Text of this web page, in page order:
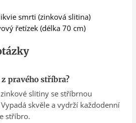
smrti (zinková slitina)
řetízek (délka 70 cm)
pravého stříbra?
slitiny se stříbrnou
skvěle a vydrží každodenní
stříbro.